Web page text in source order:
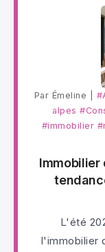
Par Émeline |
alpes
#immobilier
Immobilier
L'été
l'immobilier